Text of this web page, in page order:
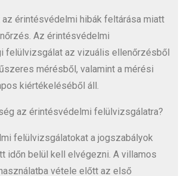
érintésvédelmi hibák feltárása miatt
Az érintésvédelmi
felülvizsgálat az vizuális ellenőrzésből
mérésből, valamint a mérési
kiértékeléséből áll.
az érintésvédelmi felülvizsgálatra?
felülvizsgálatokat a jogszabályok
időn belül kell elvégezni. A villamos
vétele előtt az első